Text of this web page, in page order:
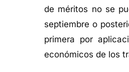
de méritos no se
septiembre o
primera por
económicos de los